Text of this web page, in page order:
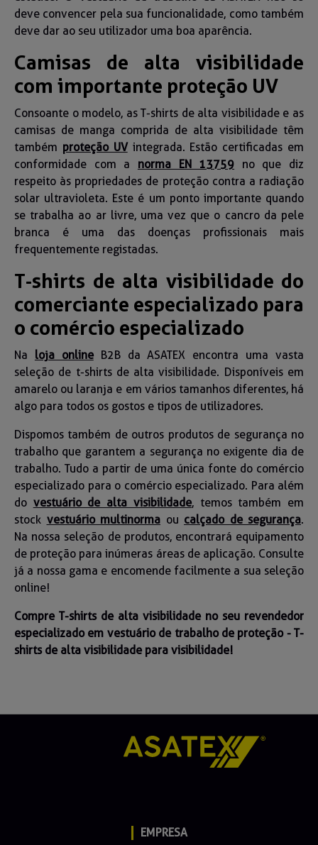
deve convencer pela sua funcionalidade, como também
deve dar ao seu utilizador uma boa aparência.
Camisas de alta visibilidade
com importante proteção UV
Consoante o modelo, as T-shirts de alta visibilidade e as
camisas de manga comprida de alta visibilidade têm
também proteção UVintegrada. Estão certificadas em
conformidade com a norma EN 13759 no que diz
respeito às propriedades de proteção contra a radiação
solar ultravioleta. Este é um ponto importante quando
se trabalha ao ar livre, uma vez que o cancro da pele
branca é uma das doenças profissionais mais
frequentemente registadas.
T-shirts de alta visibilidade do
comerciante especializado para
o comércio especializado
Na loja onlineB2B da ASATEX encontra uma vasta
seleção de t-shirts de alta visibilidade. Disponíveis em
amarelo ou laranja e em vários tamanhos diferentes, há
algo para todos os gostos e tipos de utilizadores.
Dispomos também de outros produtos de segurança no
trabalho que garantem a segurança no exigente dia de
trabalho. Tudo a partir de uma única fonte do comércio
especializado para o comércio especializado. Para além
do vestuário de alta visibilidade, temos também em
stock vestuário multinorma ou calçado de segurança.
Na nossa seleção de produtos, encontrará equipamento
de proteção para inúmeras áreas de aplicação. Consulte
já a nossa gama e encomende facilmente a sua seleção
online!
Compre T-shirts de alta visibilidade no seu revendedor
especializado em vestuário de trabalho de proteção - T-
shirts de alta visibilidade para visibilidade!
EMPRESA